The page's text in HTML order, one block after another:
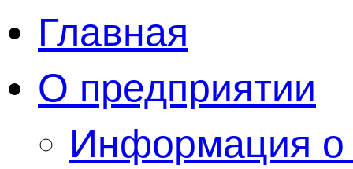
Главная
О предприятии
Информация о